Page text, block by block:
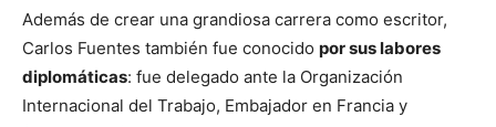
Además de crear una grandiosa carrera como escritor,
Carlos Fuentes también fue conocido por sus labores
diplomáticas: fue delegado ante la Organización
Internacional del Trabajo, Embajador en Francia y